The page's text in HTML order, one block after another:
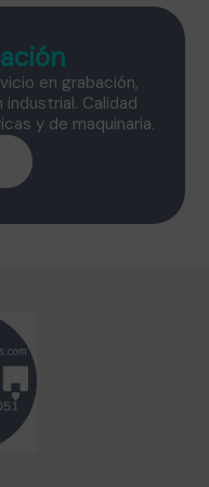
en grabación,
Calidad
y de maquinaria.